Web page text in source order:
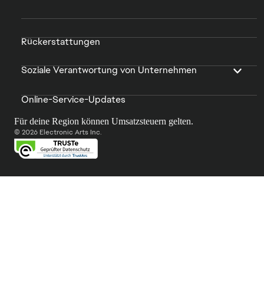
Rückerstattungen
Soziale Verantwortung von Unternehmen
Online-Service-Updates
Für deine Region können Umsatzsteuern gelten.
© 2026 Electronic Arts Inc.